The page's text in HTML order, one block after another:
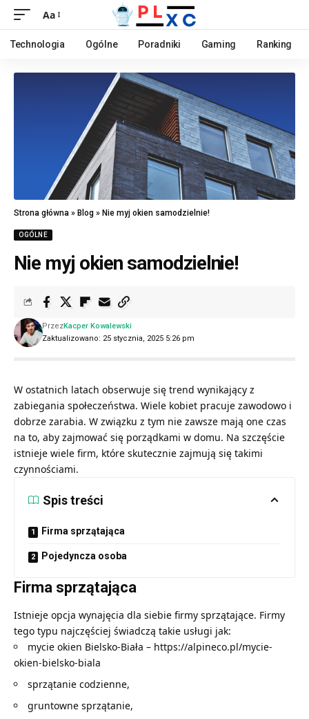
Aa
Technologia Ogólne Poradniki Gaming Ranking
Strona główna » Blog » Nie myj okien samodzielnie!
OGÓLNE
Nie myj okien samodzielnie!
Zaktualizowano: 25 stycznia, 2025 5:26 pm
PrzezKacper Kowalewski
W ostatnich latach obserwuje się trend wynikający z
zabiegania społeczeństwa. Wiele kobiet pracuje zawodowo i
dobrze zarabia. W związku z tym nie zawsze mają one czas
na to, aby zajmować się porządkami w domu. Na szczęście
istnieje wiele firm, które skutecznie zajmują się takimi
czynnościami.
Spis treści
Firma sprzątająca
Pojedyncza osoba
Firma sprzątająca
Istnieje opcja wynajęcia dla siebie firmy sprzątające. Firmy
tego typu najczęściej świadczą takie usługi jak:
mycie okien Bielsko-Biała – https://alpineco.pl/mycie-
okien-bielsko-biala
sprzątanie codzienne,
gruntowne sprzątanie,